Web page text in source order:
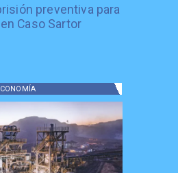
preventiva para
Caso Sartor